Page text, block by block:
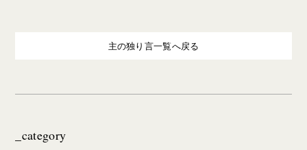
主の独り言一覧へ戻る
_category